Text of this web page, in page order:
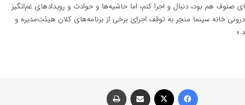
صنوف هم بود، دنبال و اجرا کنم، اما حاشیه‌ها و حوادث و رویداد‌های غم‌انگیز
خانه سینما منجر به توقف اجرای برخی از برنامه‌های کلان هیئت‌مدیره و
فیسبوک ایکس اشتراک گذاری با ایمیل